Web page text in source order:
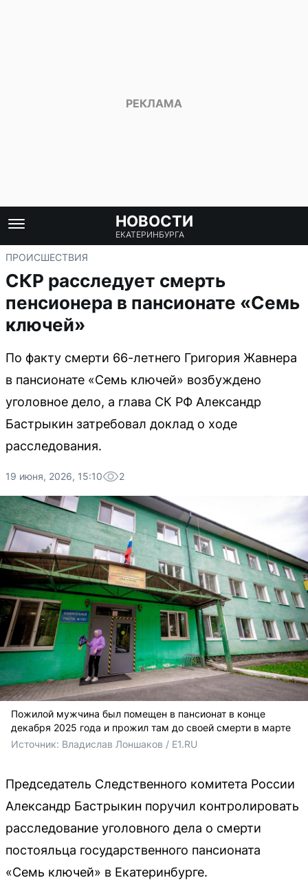
НОВОСТИ
ЕКАТЕРИНБУРГА
ПРОИСШЕСТВИЯ
СКР расследует смерть
пенсионера в пансионате «Семь
ключей»
По факту смерти 66-летнего Григория Жавнера
в пансионате «Семь ключей» возбуждено
уголовное дело, а глава СК РФ Александр
Бастрыкин затребовал доклад о ходе
расследования.
19 июня, 2026, 15:10 2
Пожилой мужчина был помещен в пансионат в конце
декабря 2025 года и прожил там до своей смерти в марте
Источник: Владислав Лоншаков / E1.RU
Председатель Следственного комитета России
Александр Бастрыкин поручил контролировать
расследование уголовного дела о смерти
постояльца государственного пансионата
«Семь ключей» в Екатеринбурге.